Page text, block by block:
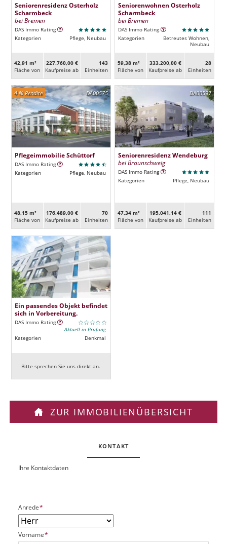
Seniorenresidenz Osterholz
Scharmbeck
bei Bremen
DAS Immo Rating
Kategorien
Pflege, Neubau
42,91 m²
Fläche von
227.760,00 €
Kaufpreise ab
143
Ein­heiten
Seniorenwohnen Osterholz
Scharmbeck
bei Bremen
DAS Immo Rating
Kategorien
Betreutes Wohnen,
Neubau
59,38 m²
Fläche von
333.200,00 €
Kaufpreise ab
28
Ein­heiten
DA00575
4 % Rendite
Pflegeimmobilie Schüttorf
DAS Immo Rating
Kategorien
Pflege, Neubau
48,15 m²
Fläche von
176.489,00 €
Kaufpreise ab
70
Ein­heiten
DA00597
Seniorenresidenz Wendeburg
bei Braunschweig
DAS Immo Rating
Kategorien
Pflege, Neubau
47,34 m²
Fläche von
195.041,14 €
Kaufpreise ab
111
Ein­heiten
Ein passendes Objekt befindet
sich in Vorbereitung.
DAS Immo Rating
Aktuell in Prüfung
Kategorien
Denkmal
Bitte sprechen Sie uns direkt an.
ZUR IMMOBILIENÜBERSICHT
KONTAKT
O
k
P
UIhre Kontaktdaten
P
f
l
i
Anrede*
P
Vorname*